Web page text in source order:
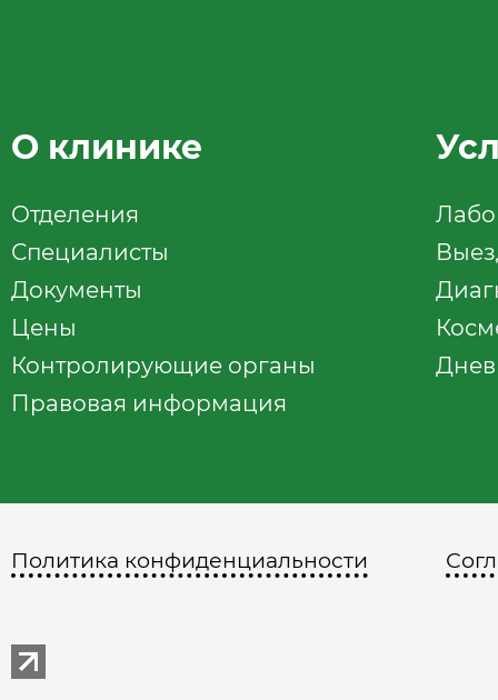
О клинике
Отделения
Специалисты
Документы
Цены
Контролирующие органы
Правовая информация
Политика конфиденциальности